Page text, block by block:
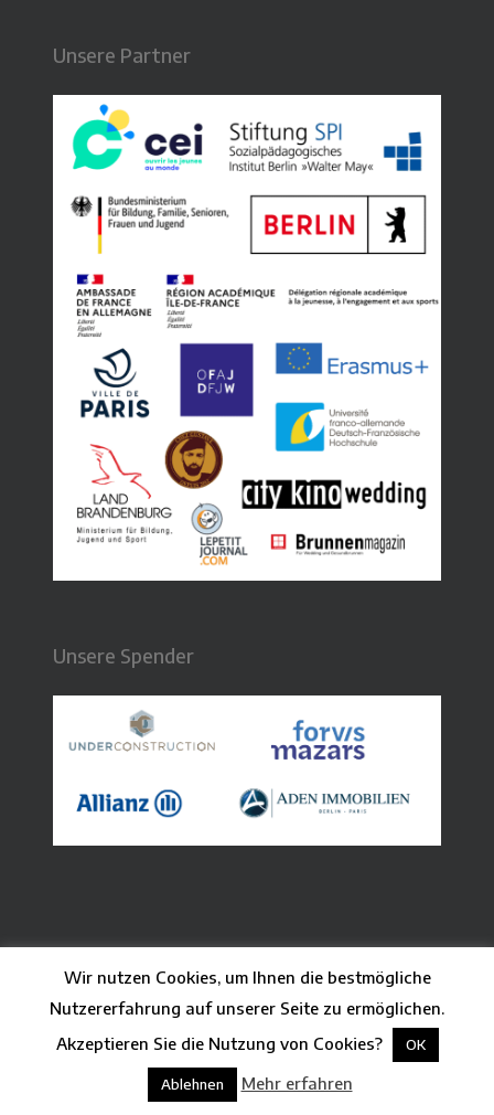
Unsere Partner
Unsere Spender
© 2026 CFB - Centre Français de Berlin. Grafikdesign:
youtubeinstagramphone email
Wir nutzen Cookies, um Ihnen die bestmögliche
Nutzererfahrung auf unserer Seite zu ermöglichen.
Akzeptieren Sie die Nutzung von Cookies?
OK
Ablehnen Mehr erfahren